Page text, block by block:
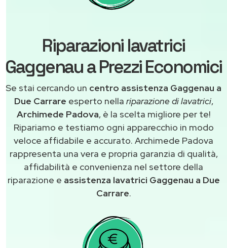
Riparazioni lavatrici
Gaggenau a Prezzi Economici
Se stai cercando un centro assistenza Gaggenau a
Due Carrare esperto nella riparazione di lavatrici,
Archimede Padova, è la scelta migliore per te!
Ripariamo e testiamo ogni apparecchio in modo
veloce affidabile e accurato. Archimede Padova
rappresenta una vera e propria garanzia di qualità,
affidabilità e convenienza nel settore della
riparazione e assistenza lavatrici Gaggenau a Due
Carrare.